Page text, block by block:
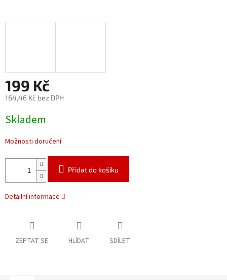
199 Kč
164,46 Kč bez DPH
cena:
Skladem
Možnosti doručení
Přidat do košíku
Detailní informace
ZEPTAT SE HLÍDAT SDÍLET